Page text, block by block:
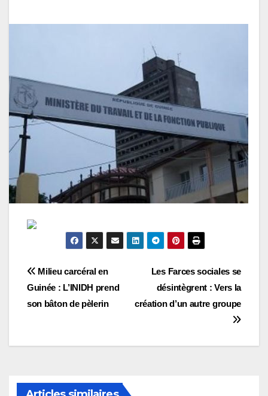
Navigation
de
Les Farces sociales se
désintègrent : Vers la
création d’un autre groupe
Milieu carcéral en
Guinée : L’INIDH prend
son bâton de pèlerin